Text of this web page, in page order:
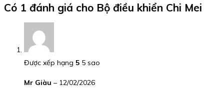
Có 1 đánh giá cho Bộ điều khiển Chi Mei
Được xếp hạng 5 5 sao
Mr Giàu – 12/02/2026